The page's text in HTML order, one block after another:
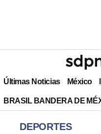
Últimas Noticias México
BRASIL BANDERA DE
DEPORTES